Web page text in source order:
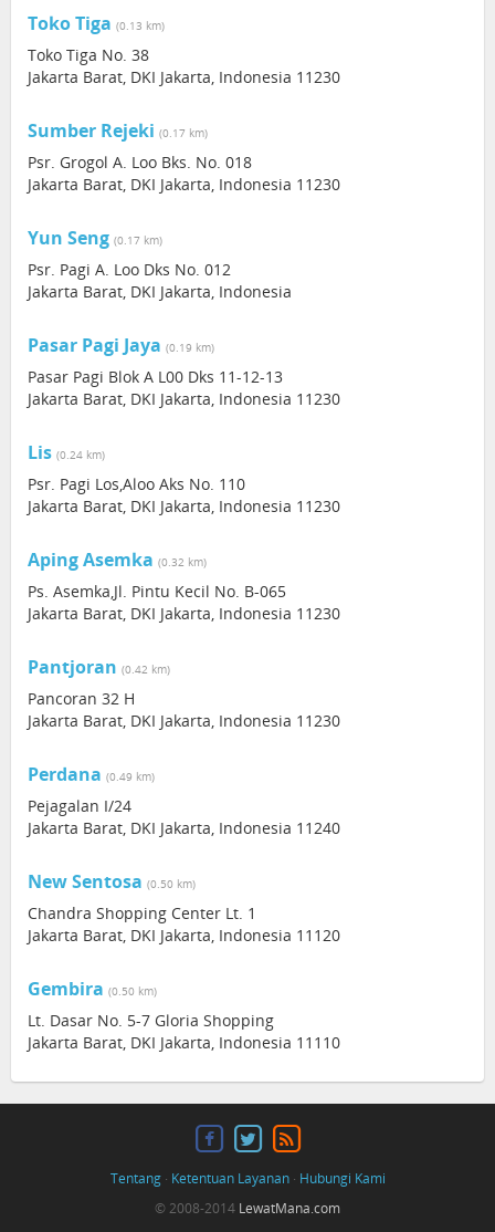
Toko Tiga (0.13 km)
Toko Tiga No. 38
Jakarta Barat, DKI Jakarta, Indonesia 11230
Sumber Rejeki (0.17 km)
Psr. Grogol A. Loo Bks. No. 018
Jakarta Barat, DKI Jakarta, Indonesia 11230
Yun Seng (0.17 km)
Psr. Pagi A. Loo Dks No. 012
Jakarta Barat, DKI Jakarta, Indonesia
Pasar Pagi Jaya (0.19 km)
Pasar Pagi Blok A L00 Dks 11-12-13
Jakarta Barat, DKI Jakarta, Indonesia 11230
Lis (0.24 km)
Psr. Pagi Los,Aloo Aks No. 110
Jakarta Barat, DKI Jakarta, Indonesia 11230
Aping Asemka (0.32 km)
Ps. Asemka,Jl. Pintu Kecil No. B-065
Jakarta Barat, DKI Jakarta, Indonesia 11230
Pantjoran (0.42 km)
Pancoran 32 H
Jakarta Barat, DKI Jakarta, Indonesia 11230
Perdana (0.49 km)
Pejagalan I/24
Jakarta Barat, DKI Jakarta, Indonesia 11240
New Sentosa (0.50 km)
Chandra Shopping Center Lt. 1
Jakarta Barat, DKI Jakarta, Indonesia 11120
Gembira (0.50 km)
Lt. Dasar No. 5-7 Gloria Shopping
Jakarta Barat, DKI Jakarta, Indonesia 11110
Tentang· Ketentuan Layanan· Hubungi Kami
© 2008-2014 LewatMana.com